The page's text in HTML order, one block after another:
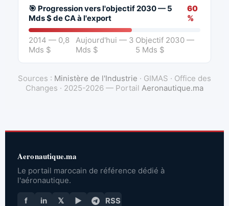
🎯 Progression vers l'objectif 2030 — 5
Mds $ de CA à l'export
60
%
2014 — 0,8
Mds $
Aujourd'hui — 3
Mds $
Objectif 2030 —
5 Mds $
Sources : Ministère de l'Industrie · GIMAS · Office des
Changes · 2025-2026 — Portail Aeronautique.ma
Aeronautique.ma
Le portail marocain de référence dédié à
l'aéronautique.
f in 𝕏 ▶ RSS